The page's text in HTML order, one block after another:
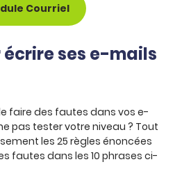
Courriel
écrire ses e-mails
faire des fautes dans vos e-
pas tester votre niveau ? Tout
les 25 règles énoncées
fautes dans les 10 phrases ci-